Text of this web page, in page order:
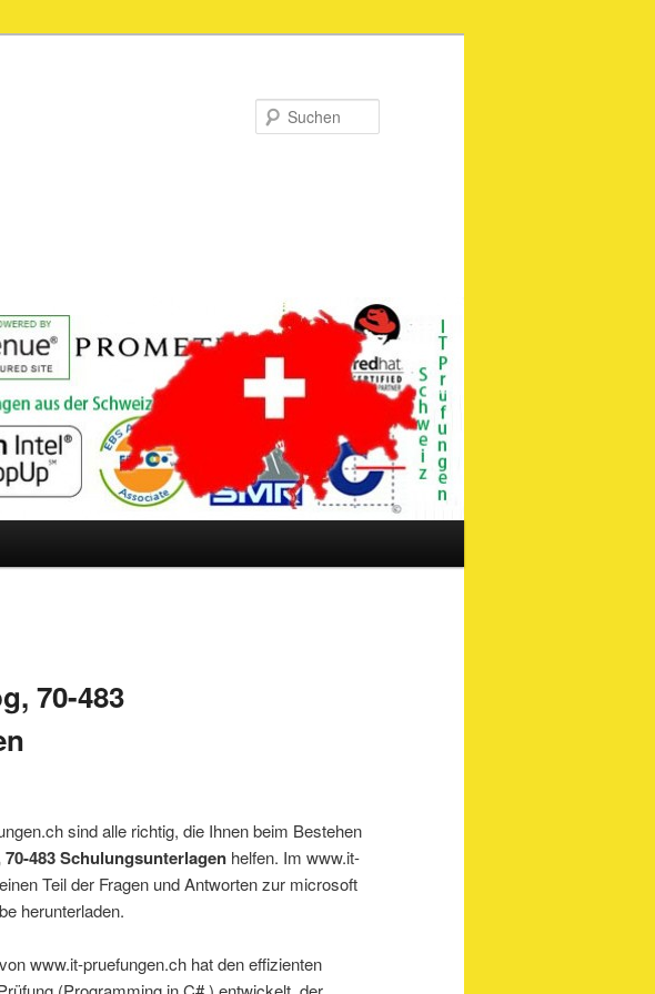
70-483
sind alle richtig, die Ihnen beim Bestehen
483 Schulungsunterlagen helfen. Im www.it-
Teil der Fragen und Antworten zur microsoft
herunterladen.
www.it-pruefungen.ch hat den effizienten